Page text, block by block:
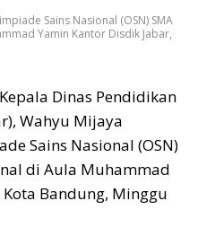
Sains Nasional (OSN) SMA
Yamin Kantor Disdik Jabar,
Kepala Dinas Pendidikan
Wahyu Mijaya
Sains Nasional (OSN)
di Aula Muhammad
Bandung, Minggu